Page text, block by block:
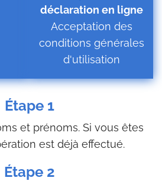
déclaration en ligne
Acceptation des
conditions générales
d'utilisation
Étape 1
et prénoms. Si vous êtes
est déjà effectué.
Étape 2